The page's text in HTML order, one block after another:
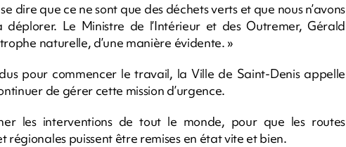
dire que ce ne sont que des déchets verts et que nous n’avons
Le Ministre de l’Intérieur et des Outremer, Gérald
naturelle, d’une manière évidente. »
pour commencer le travail, la Ville de Saint-Denis appelle
de gérer cette mission d’urgence.
les interventions de tout le monde, pour que les routes
puissent être remises en état vite et bien.